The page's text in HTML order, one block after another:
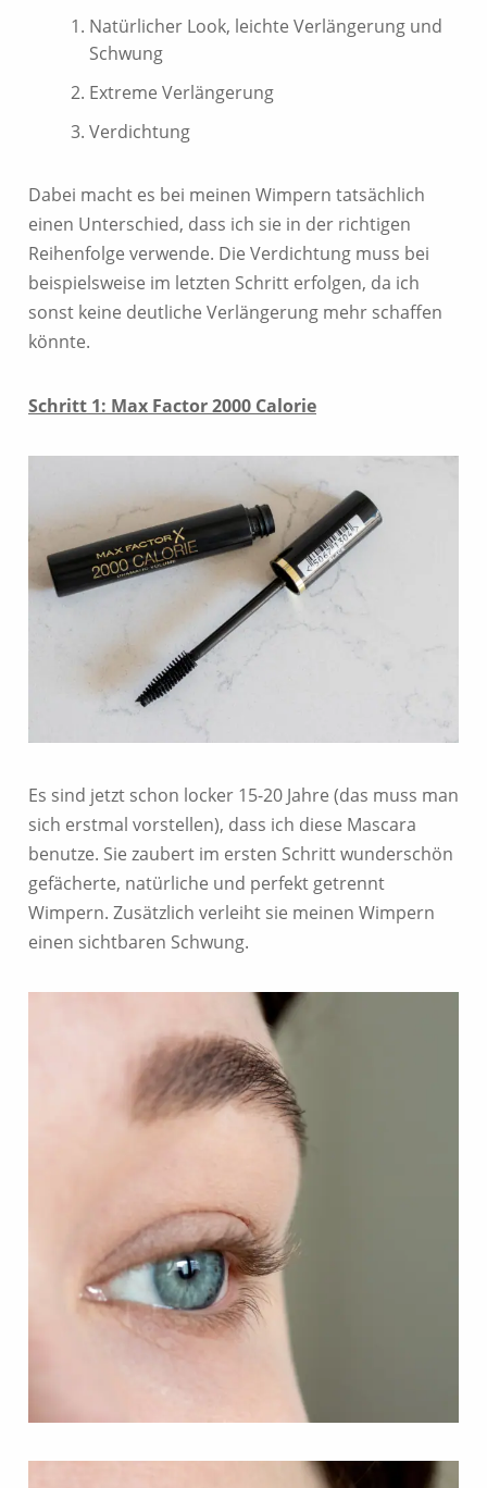
Natürlicher Look, leichte Verlängerung und
Schwung
Extreme Verlängerung
Verdichtung
Dabei macht es bei meinen Wimpern tatsächlich
einen Unterschied, dass ich sie in der richtigen
Reihenfolge verwende. Die Verdichtung muss bei
beispielsweise im letzten Schritt erfolgen, da ich
sonst keine deutliche Verlängerung mehr schaffen
könnte.
Schritt 1: Max Factor 2000 Calorie
Es sind jetzt schon locker 15-20 Jahre (das muss man
sich erstmal vorstellen), dass ich diese Mascara
benutze. Sie zaubert im ersten Schritt wunderschön
gefächerte, natürliche und perfekt getrennt
Wimpern. Zusätzlich verleiht sie meinen Wimpern
einen sichtbaren Schwung.